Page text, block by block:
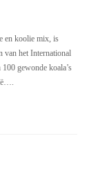
en koolie mix, is
van het International
gewonde koala’s